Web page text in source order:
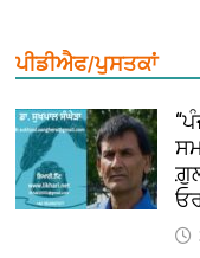
ਪੀਡੀਐਫ/ਪੁਸਤਕਾਂ